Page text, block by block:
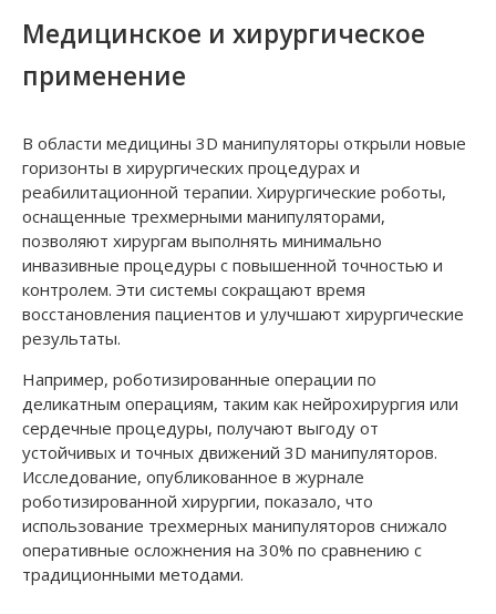
Медицинское и хирургическое
применение
В области медицины 3D манипуляторы открыли новые
горизонты в хирургических процедурах и
реабилитационной терапии. Хирургические роботы,
оснащенные трехмерными манипуляторами,
позволяют хирургам выполнять минимально
инвазивные процедуры с повышенной точностью и
контролем. Эти системы сокращают время
восстановления пациентов и улучшают хирургические
результаты.
Например, роботизированные операции по
деликатным операциям, таким как нейрохирургия или
сердечные процедуры, получают выгоду от
устойчивых и точных движений 3D манипуляторов.
Исследование, опубликованное в журнале
роботизированной хирургии, показало, что
использование трехмерных манипуляторов снижало
оперативные осложнения на 30% по сравнению с
традиционными методами.